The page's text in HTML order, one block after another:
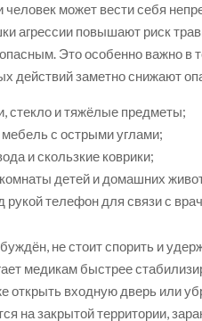
человек может вести себя
агрессии повышают риск
Это особенно важно в
действий заметно снижают
стекло и тяжёлые предметы;
с острыми углами;
и скользкие коврики;
детей и домашних
рукой телефон для связи с
не стоит спорить и
медикам быстрее
открыть входную дверь или
на закрытой территории,